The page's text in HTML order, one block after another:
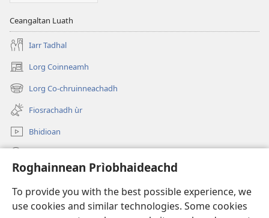
Roghainnean Prìobhaideachd
To provide you with the best possible experience, we
use cookies and similar technologies. Some cookies
Ceangaltan Luath
Iarr Tadhal
Lorg Coinneamh
(opens
new
window)
Lorg Co-chruinneachadh
(opens
new
window)
Fiosrachadh ùr
Bhidioan
(opens
window)